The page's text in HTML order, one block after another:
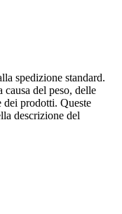
spedizione standard.
causa del peso, delle
dei prodotti. Queste
descrizione del